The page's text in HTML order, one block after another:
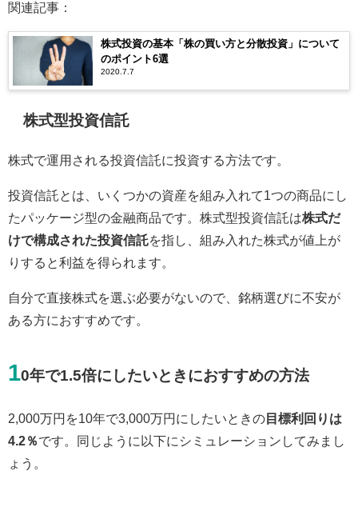
関連記事：
株式投資の基本「株の買い方と分散投資」について
のポイント6選
2020.7.7
株式型投資信託
株式で運用される投資信託に投資する方法です。
投資信託とは、いくつかの資産を組み入れて1つの商品にし
たパッケージ型の金融商品です。株式型投資信託は株式だ
けで構成された投資信託を指し、組み入れた株式が値上が
りすると利益を得られます。
自分で直接株式を選ぶ必要がないので、銘柄選びに不安が
ある方におすすめです。
1 0年で1.5倍にしたいときにおすすめの方法
2,000万円を10年で3,000万円にしたいときの 目標利回りは
4.2％です。同じように以下にシミュレーションしてみまし
ょう。